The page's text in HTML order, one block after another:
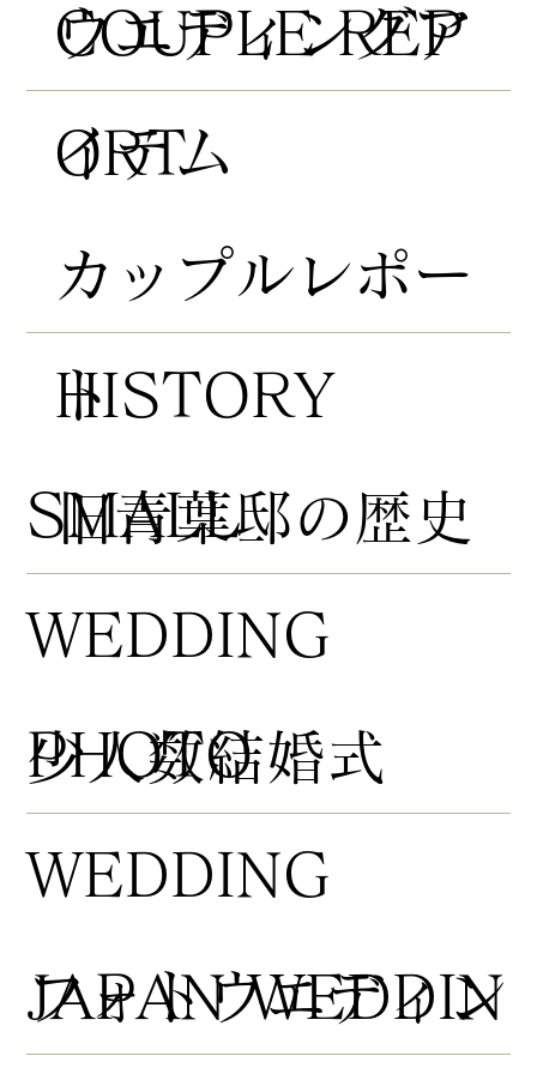
HISTORY
COUPLE REP
ORT
​旧青葉邸の歴史
​カップルレポー
ト
​ウエディングア
イテム
​少人数結婚式
​SMALL
WEDDING
​フォトウエディン
PHOTO
WEDDING
JAPAN WEDDIN